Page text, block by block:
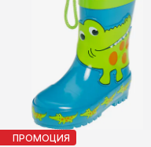
ПРОМОЦИЯ